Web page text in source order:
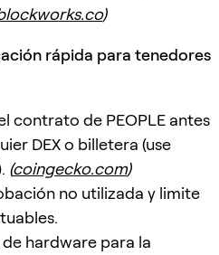
)
rápida para tenedores
contrato de PEOPLE antes
DEX o billetera (use
(coingecko.com)
no utilizada y limite
hardware para la